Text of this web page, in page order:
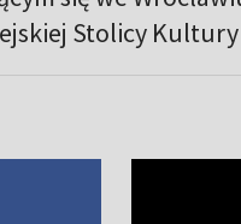
Stolicy